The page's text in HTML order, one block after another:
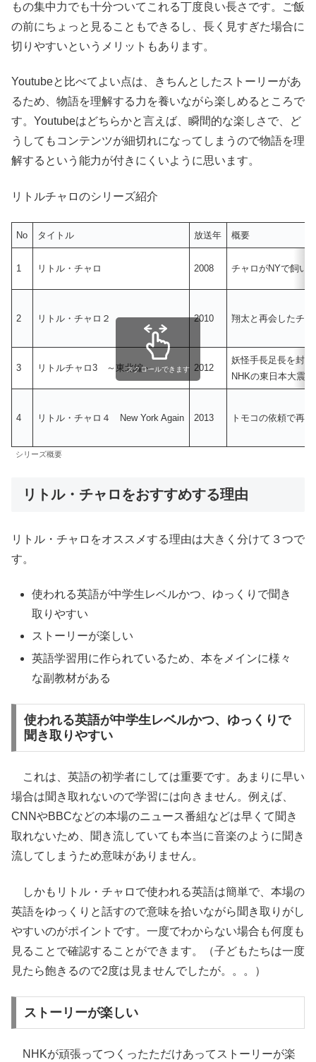
もの集中力でも十分ついてこれる丁度良い長さです。ご飯
の前にちょっと見ることもできるし、長く見すぎた場合に
切りやすいというメリットもあります。
Youtubeと比べてよい点は、きちんとしたストーリーがあ
るため、物語を理解する力を養いながら楽しめるところで
す。Youtubeはどちらかと言えば、瞬間的な楽しさで、ど
うしてもコンテンツが細切れになってしまうので物語を理
解するという能力が付きにくいように思います。
リトルチャロのシリーズ紹介
No タイトル 放送年 概要
1 リトル・チャロ 2008 チャロがNYで飼い
2 リトル・チャロ２ 2010 翔太と再会したチ
3 リトルチャロ3 ～東北編～ 2012
妖怪手長足長を封
NHKの東日本大震
4 リトル・チャロ４ New York Again 2013 トモコの依頼で再
スクロールできます
シリーズ概要
リトル・チャロをおすすめする理由
リトル・チャロをオススメする理由は大きく分けて３つで
す。
使われる英語が中学生レベルかつ、ゆっくりで聞き
取りやすい
ストーリーが楽しい
英語学習用に作られているため、本をメインに様々
な副教材がある
使われる英語が中学生レベルかつ、ゆっくりで
聞き取りやすい
これは、英語の初学者にしては重要です。あまりに早い
場合は聞き取れないので学習には向きません。例えば、
CNNやBBCなどの本場のニュース番組などは早くて聞き
取れないため、聞き流していても本当に音楽のように聞き
流してしまうため意味がありません。
しかもリトル・チャロで使われる英語は簡単で、本場の
英語をゆっくりと話すので意味を拾いながら聞き取りがし
やすいのがポイントです。一度でわからない場合も何度も
見ることで確認することができます。（子どもたちは一度
見たら飽きるので2度は見ませんでしたが。。。）
ストーリーが楽しい
NHKが頑張ってつくったただけあってストーリーが楽